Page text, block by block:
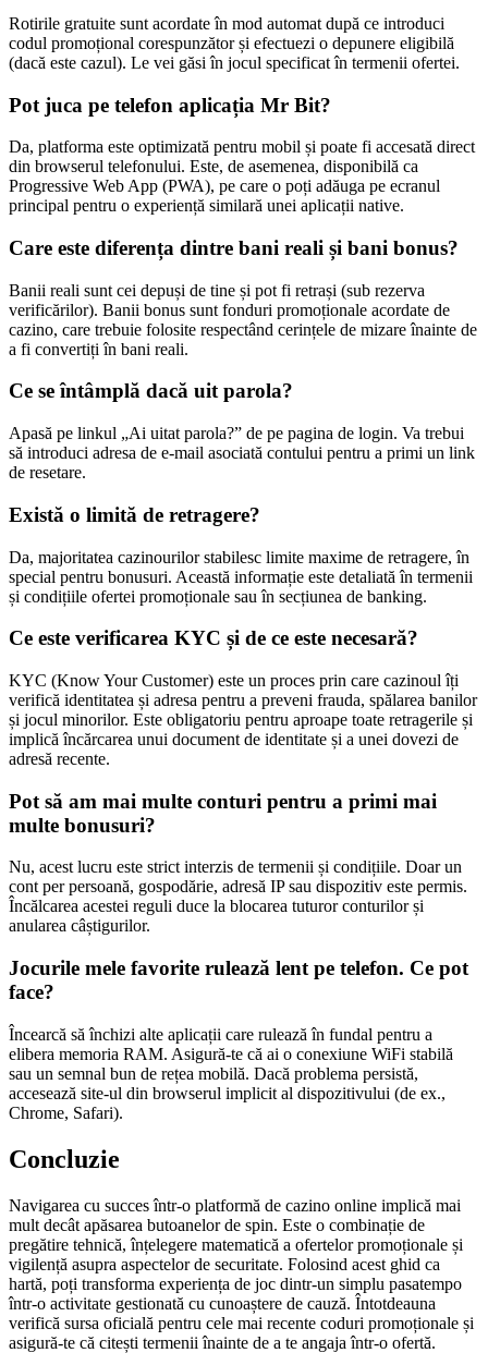
Rotirile gratuite sunt acordate în mod automat după ce introduci
codul promoțional corespunzător și efectuezi o depunere eligibilă
(dacă este cazul). Le vei găsi în jocul specificat în termenii ofertei.
Pot juca pe telefon aplicația Mr Bit?
Da, platforma este optimizată pentru mobil și poate fi accesată direct
din browserul telefonului. Este, de asemenea, disponibilă ca
Progressive Web App (PWA), pe care o poți adăuga pe ecranul
principal pentru o experiență similară unei aplicații native.
Care este diferența dintre bani reali și bani bonus?
Banii reali sunt cei depuși de tine și pot fi retrași (sub rezerva
verificărilor). Banii bonus sunt fonduri promoționale acordate de
cazino, care trebuie folosite respectând cerințele de mizare înainte de
a fi convertiți în bani reali.
Ce se întâmplă dacă uit parola?
Apasă pe linkul „Ai uitat parola?” de pe pagina de login. Va trebui
să introduci adresa de e-mail asociată contului pentru a primi un link
de resetare.
Există o limită de retragere?
Da, majoritatea cazinourilor stabilesc limite maxime de retragere, în
special pentru bonusuri. Această informație este detaliată în termenii
și condițiile ofertei promoționale sau în secțiunea de banking.
Ce este verificarea KYC și de ce este necesară?
KYC (Know Your Customer) este un proces prin care cazinoul îți
verifică identitatea și adresa pentru a preveni frauda, spălarea banilor
și jocul minorilor. Este obligatoriu pentru aproape toate retragerile și
implică încărcarea unui document de identitate și a unei dovezi de
adresă recente.
Pot să am mai multe conturi pentru a primi mai
multe bonusuri?
Nu, acest lucru este strict interzis de termenii și condițiile. Doar un
cont per persoană, gospodărie, adresă IP sau dispozitiv este permis.
Încălcarea acestei reguli duce la blocarea tuturor conturilor și
anularea câștigurilor.
Jocurile mele favorite rulează lent pe telefon. Ce pot
face?
Încearcă să închizi alte aplicații care rulează în fundal pentru a
elibera memoria RAM. Asigură-te că ai o conexiune WiFi stabilă
sau un semnal bun de rețea mobilă. Dacă problema persistă,
accesează site-ul din browserul implicit al dispozitivului (de ex.,
Chrome, Safari).
Concluzie
Navigarea cu succes într-o platformă de cazino online implică mai
mult decât apăsarea butoanelor de spin. Este o combinație de
pregătire tehnică, înțelegere matematică a ofertelor promoționale și
vigilență asupra aspectelor de securitate. Folosind acest ghid ca
hartă, poți transforma experiența de joc dintr-un simplu pasatempo
într-o activitate gestionată cu cunoaștere de cauză. Întotdeauna
verifică sursa oficială pentru cele mai recente coduri promoționale și
asigură-te că citești termenii înainte de a te angaja într-o ofertă.